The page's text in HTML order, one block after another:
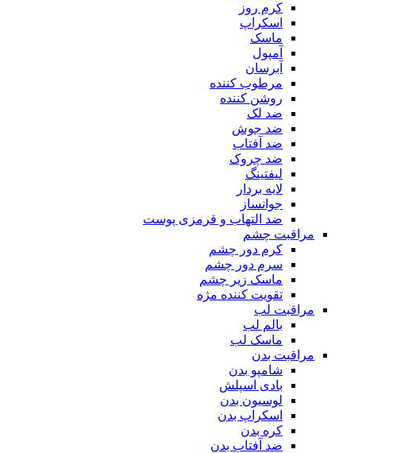
کرم روز
اسکراپ
ماسک
آمپول
آبرسان
مرطوب کننده
روشن کننده
ضد لک
ضد جوش
ضد آفتاب
ضد چروک
لیفتینگ
لایه بردار
جوانساز
ضد التهاب و قرمزی پوست
مراقبت چشم
کرم دور چشم
سرم دور چشم
ماسک زیر چشم
تقویت کننده مژه
مراقبت لب
بالم لب
ماسک لب
مراقبت بدن
شامپو بدن
بادی اسپلش
لوسیون بدن
اسکراپ بدن
کره بدن
ضد آفتاب بدن